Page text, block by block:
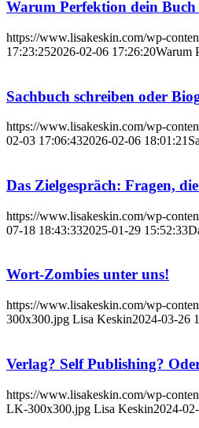
Warum Perfektion dein
https://www.lisakeskin.com/wp-
17:23:252026-02-06 17:26:20Warum
Sachbuch schreiben oder
https://www.lisakeskin.com/wp-
02-03 17:06:432026-02-06 18:01:21
Das Zielgespräch: Fragen,
https://www.lisakeskin.com/wp-
07-18 18:43:332025-01-29 15:52:33
Wort-Zombies unter uns!
https://www.lisakeskin.com/wp-
300x300.jpg Lisa Keskin2024-03-26
Verlag? Self Publishing?
https://www.lisakeskin.com/wp-
LK-300x300.jpg Lisa Keskin2024-